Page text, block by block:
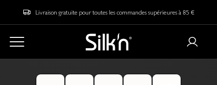
Livraison gratuite pour toutes les commandes supérieures à 85 €